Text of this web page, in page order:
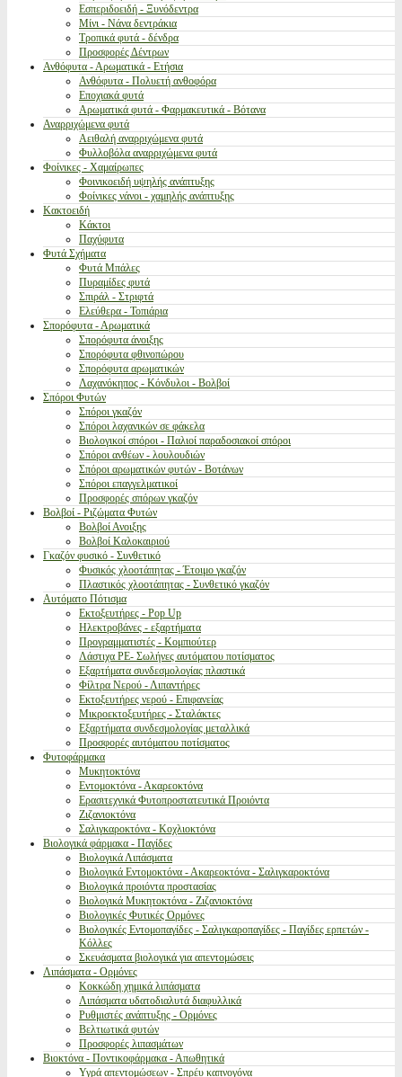
Εσπεριδοειδή - Ξυνόδεντρα
Μίνι - Νάνα δεντράκια
Τροπικά φυτά - δένδρα
Προσφορές Δέντρων
Ανθόφυτα - Αρωματικά - Ετήσια
Ανθόφυτα - Πολυετή ανθοφόρα
Εποχιακά φυτά
Αρωματικά φυτά - Φαρμακευτικά - Βότανα
Αναρριχώμενα φυτά
Αειθαλή αναρριχώμενα φυτά
Φυλλοβόλα αναρριχώμενα φυτά
Φοίνικες - Χαμαίρωπες
Φοινικοειδή υψηλής ανάπτυξης
Φοίνικες νάνοι - χαμηλής ανάπτυξης
Κακτοειδή
Κάκτοι
Παχύφυτα
Φυτά Σχήματα
Φυτά Μπάλες
Πυραμίδες φυτά
Σπιράλ - Στριφτά
Ελεύθερα - Τοπιάρια
Σπορόφυτα - Αρωματικά
Σπορόφυτα άνοιξης
Σπορόφυτα φθινοπώρου
Σπορόφυτα αρωματικών
Λαχανόκηπος - Κόνδυλοι - Βολβοί
Σπόροι Φυτών
Σπόροι γκαζόν
Σπόροι λαχανικών σε φάκελα
Βιολογικοί σπόροι - Παλιοί παραδοσιακοί σπόροι
Σπόροι ανθέων - λουλουδιών
Σπόροι αρωματικών φυτών - Βοτάνων
Σπόροι επαγγελματικοί
Προσφορές σπόρων γκαζόν
Βολβοί - Ριζώματα Φυτών
Βολβοί Ανοιξης
Βολβοί Καλοκαιριού
Γκαζόν φυσικό - Συνθετικό
Φυσικός χλοοτάπητας - Έτοιμο γκαζόν
Πλαστικός χλοοτάπητας - Συνθετικό γκαζόν
Αυτόματο Πότισμα
Εκτοξευτήρες - Pop Up
Ηλεκτροβάνες - εξαρτήματα
Προγραμματιστές - Κομπιούτερ
Λάστιχα PE- Σωλήνες αυτόματου ποτίσματος
Εξαρτήματα συνδεσμολογίας πλαστικά
Φίλτρα Νερού - Λιπαντήρες
Εκτοξευτήρες νερού - Επιφανείας
Μικροεκτοξευτήρες - Σταλάκτες
Εξαρτήματα συνδεσμολογίας μεταλλικά
Προσφορές αυτόματου ποτίσματος
Φυτοφάρμακα
Μυκητοκτόνα
Εντομοκτόνα - Ακαρεοκτόνα
Ερασιτεχνικά Φυτοπροστατευτικά Προιόντα
Ζιζανιοκτόνα
Σαλιγκαροκτόνα - Κοχλιοκτόνα
Βιολογικά φάρμακα - Παγίδες
Βιολογικά Λιπάσματα
Βιολογικά Εντομοκτόνα - Ακαρεοκτόνα - Σαλιγκαροκτόνα
Βιολογικά προιόντα προστασίας
Βιολογικά Μυκητοκτόνα - Ζιζανιοκτόνα
Βιολογικές Φυτικές Ορμόνες
Βιολογικές Εντομοπαγίδες - Σαλιγκαροπαγίδες - Παγίδες ερπετών -
Κόλλες
Σκευάσματα βιολογικά για απεντομώσεις
Λιπάσματα - Ορμόνες
Κοκκώδη χημικά λιπάσματα
Λιπάσματα υδατοδιαλυτά διαφυλλικά
Ρυθμιστές ανάπτυξης - Ορμόνες
Βελτιωτικά φυτών
Προσφορές λιπασμάτων
Βιοκτόνα - Ποντικοφάρμακα - Απωθητικά
Υγρά απεντομώσεων - Σπρέυ καπνογόνα